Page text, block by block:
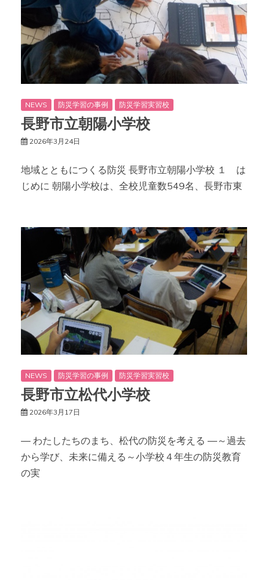
NEWS 防災学習の事例 防災学習実習校
長野市立朝陽小学校
2026年3月24日
地域とともにつくる防災 長野市立朝陽小学校 １ は
じめに 朝陽小学校は、全校児童数549名、長野市東
NEWS 防災学習の事例 防災学習実習校
長野市立松代小学校
2026年3月17日
― わたしたちのまち、松代の防災を考える ―～過去
から学び、未来に備える～小学校４年生の防災教育
の実